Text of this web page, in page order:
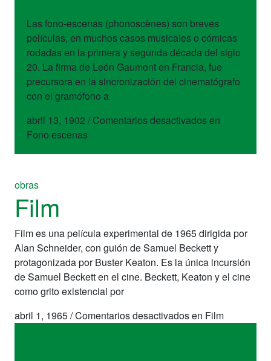
Las fono-escenas (phonoscènes) son breves
películas, en muchos casos musicales o cómicas
rodadas en la primera y segunda década del siglo
20. La firma de León Gaumont en Francia, fue
precursora en la sincronización del cinematógrafo
con el gramófono a
abril 13, 1902 / Comentarios desactivadosen
Fono escenas
obras
Film
Film es una película experimental de 1965 dirigida por
Alan Schneider, con guión de Samuel Beckett y
protagonizada por Buster Keaton. Es la única incursión
de Samuel Beckett en el cine. Beckett, Keaton y el cine
como grito existencial por
abril 1, 1965/Comentarios desactivadosen Film